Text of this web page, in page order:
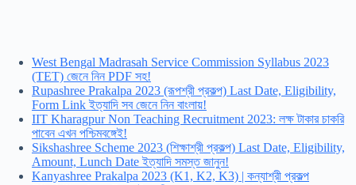
West Bengal Madrasah Service Commission Syllabus 2023
(TET) জেনে নিন PDF সহ!
Rupashree Prakalpa 2023 (রূপশ্রী প্রকল্প) Last Date, Eligibility,
Form Link ইত্যাদি সব জেনে নিন বাংলায়!
IIT Kharagpur Non Teaching Recruitment 2023: লক্ষ টাকার চাকরি
পাবেন এখন পশ্চিমবঙ্গেই!
Sikshashree Scheme 2023 (শিক্ষাশ্রী প্রকল্প) Last Date, Eligibility,
Amount, Lunch Date ইত্যাদি সমস্ত জানুন!
Kanyashree Prakalpa 2023 (K1, K2, K3) | কন্যাশ্রী প্রকল্প